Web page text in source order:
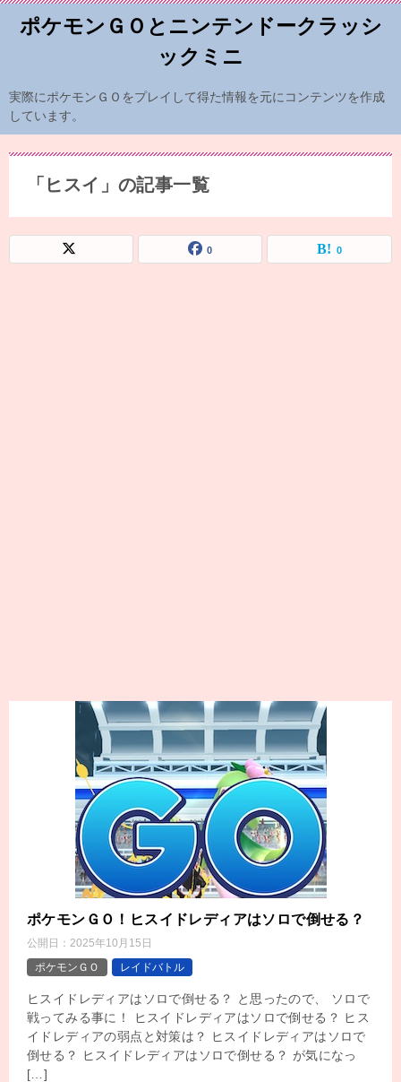
ポケモンＧＯとニンテンドークラッシ
ックミニ
実際にポケモンＧＯをプレイして得た情報を元にコンテンツを作成
しています。
「ヒスイ」の記事一覧
0 0
ポケモンＧＯ！ヒスイドレディアはソロで倒せる？
公開日： 2025年10月15日
ポケモンＧＯ
レイドバトル
ヒスイドレディアはソロで倒せる？ と思ったので、 ソロで
戦ってみる事に！ ヒスイドレディアはソロで倒せる？ ヒス
イドレディアの弱点と対策は？ ヒスイドレディアはソロで
倒せる？ ヒスイドレディアはソロで倒せる？ が気になっ
[…]